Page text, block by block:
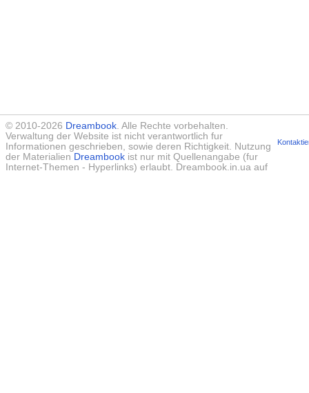
© 2010-2026 Dreambook. Alle Rechte vorbehalten.
Verwaltung der Website ist nicht verantwortlich fur
Informationen geschrieben, sowie deren Richtigkeit. Nutzung
der Materialien Dreambook ist nur mit Quellenangabe (fur
Internet-Themen - Hyperlinks) erlaubt. Dreambook.in.ua auf